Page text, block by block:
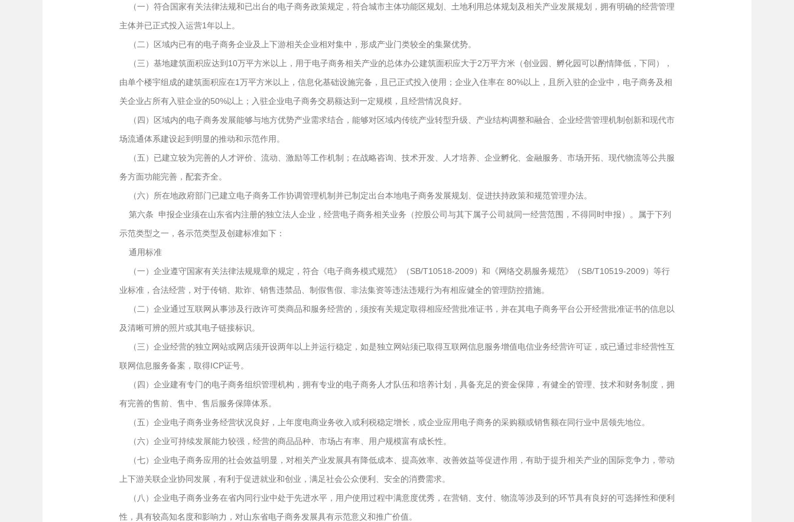
（一）符合国家有关法律法规和已出台的电子商务政策规定，符合城市主体功能区规划、土地利用总体规划及相关产业发展规划，拥有明确的经营管理
主体并已正式投入运营1年以上。
（二）区域内已有的电子商务企业及上下游相关企业相对集中，形成产业门类较全的集聚优势。
（三）基地建筑面积应达到10万平方米以上，用于电子商务相关产业的总体办公建筑面积应大于2万平方米（创业园、孵化园可以酌情降低，下同），
由单个楼宇组成的建筑面积应在1万平方米以上，信息化基础设施完备，且已正式投入使用；企业入住率在 80%以上，且所入驻的企业中，电子商务及相
关企业占所有入驻企业的50%以上；入驻企业电子商务交易额达到一定规模，且经营情况良好。
（四）区域内的电子商务发展能够与地方优势产业需求结合，能够对区域内传统产业转型升级、产业结构调整和融合、企业经营管理机制创新和现代市
场流通体系建设起到明显的推动和示范作用。
（五）已建立较为完善的人才评价、流动、激励等工作机制；在战略咨询、技术开发、人才培养、企业孵化、金融服务、市场开拓、现代物流等公共服
务方面功能完善，配套齐全。
（六）所在地政府部门已建立电子商务工作协调管理机制并已制定出台本地电子商务发展规划、促进扶持政策和规范管理办法。
第六条 申报企业须在山东省内注册的独立法人企业，经营电子商务相关业务（控股公司与其下属子公司就同一经营范围，不得同时申报）。属于下列
示范类型之一，各示范类型及创建标准如下：
通用标准
（一）企业遵守国家有关法律法规规章的规定，符合《电子商务模式规范》（SB/T10518-2009）和《网络交易服务规范》（SB/T10519-2009）等行
业标准，合法经营，对于传销、欺诈、销售违禁品、制假售假、非法集资等违法违规行为有相应健全的管理防控措施。
（二）企业通过互联网从事涉及行政许可类商品和服务经营的，须按有关规定取得相应经营批准证书，并在其电子商务平台公开经营批准证书的信息以
及清晰可辨的照片或其电子链接标识。
（三）企业经营的独立网站或网店须开设两年以上并运行稳定，如是独立网站须已取得互联网信息服务增值电信业务经营许可证，或已通过非经营性互
联网信息服务备案，取得ICP证号。
（四）企业建有专门的电子商务组织管理机构，拥有专业的电子商务人才队伍和培养计划，具备充足的资金保障，有健全的管理、技术和财务制度，拥
有完善的售前、售中、售后服务保障体系。
（五）企业电子商务业务经营状况良好，上年度电商业务收入或利税稳定增长，或企业应用电子商务的采购额或销售额在同行业中居领先地位。
（六）企业可持续发展能力较强，经营的商品品种、市场占有率、用户规模富有成长性。
（七）企业电子商务应用的社会效益明显，对相关产业发展具有降低成本、提高效率、改善效益等促进作用，有助于提升相关产业的国际竞争力，带动
上下游关联企业协同发展，有利于促进就业和创业，满足社会公众便利、安全的消费需求。
（八）企业电子商务业务在省内同行业中处于先进水平，用户使用过程中满意度优秀，在营销、支付、物流等涉及到的环节具有良好的可选择性和便利
性，具有较高知名度和影响力，对山东省电子商务发展具有示范意义和推广价值。